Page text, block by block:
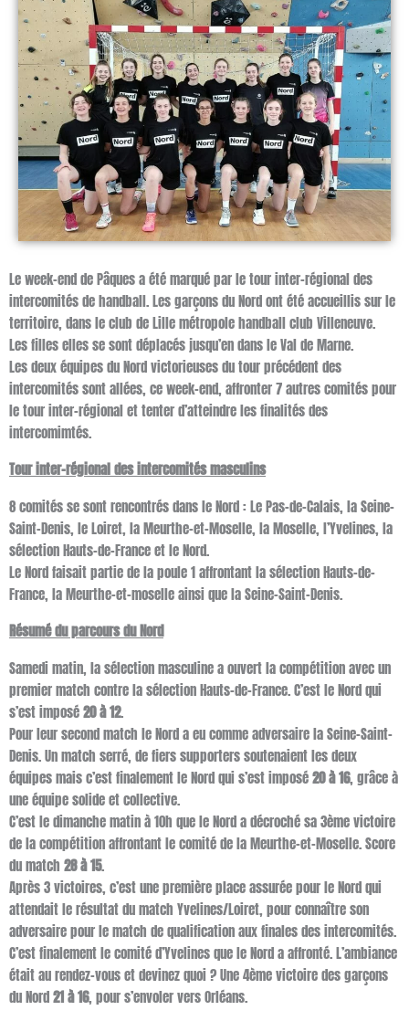
Le week-end de Pâques a été marqué par le tour inter-régional des
intercomités de handball. Les garçons du Nord ont été accueillis sur le
territoire, dans le club de Lille métropole handball club Villeneuve.
Les filles elles se sont déplacés jusqu’en dans le Val de Marne.
Les deux équipes du Nord victorieuses du tour précédent des
intercomités sont allées, ce week-end, affronter 7 autres comités pour
le tour inter-régional et tenter d’atteindre les finalités des
intercomimtés.
Tour inter-régional des intercomités masculins
8 comités se sont rencontrés dans le Nord : Le Pas-de-Calais, la Seine-
Saint-Denis, le Loiret, la Meurthe-et-Moselle, la Moselle, l’Yvelines, la
sélection Hauts-de-France et le Nord.
Le Nord faisait partie de la poule 1 affrontant la sélection Hauts-de-
France, la Meurthe-et-moselle ainsi que la Seine-Saint-Denis.
Résumé du parcours du Nord
Samedi matin, la sélection masculine a ouvert la compétition avec un
premier match contre la sélection Hauts-de-France. C’est le Nord qui
s’est imposé20 à 12.
Pour leur second match le Nord a eu comme adversaire la Seine-Saint-
Denis. Un match serré, de fiers supporters soutenaient les deux
équipes mais c’est finalement le Nord qui s’est imposé20 à 16, grâce à
une équipe solide et collective.
C’est le dimanche matin à 10h que le Nord a décroché sa 3ème victoire
de la compétition affrontant le comité de la Meurthe-et-Moselle. Score
du match 28 à 15.
Après 3 victoires, c’est une première place assurée pour le Nord qui
attendait le résultat du match Yvelines/Loiret, pour connaître son
adversaire pour le match de qualification aux finales des intercomités.
C’est finalement le comité d’Yvelines que le Nord a affronté. L’ambiance
était au rendez-vous et devinez quoi ? Une 4ème victoire des garçons
du Nord21 à 16, pour s’envoler vers Orléans.